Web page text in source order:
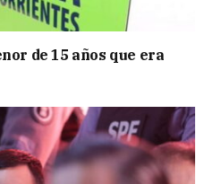
de 15 años que era